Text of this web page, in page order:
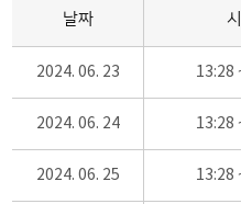
날짜
2024. 06. 23 13:28
2024. 06. 24 13:28
2024. 06. 25 13:28